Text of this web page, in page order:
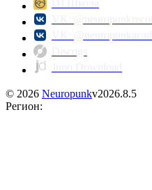
© 2026 Neuropunkv2026.8.5
Регион: